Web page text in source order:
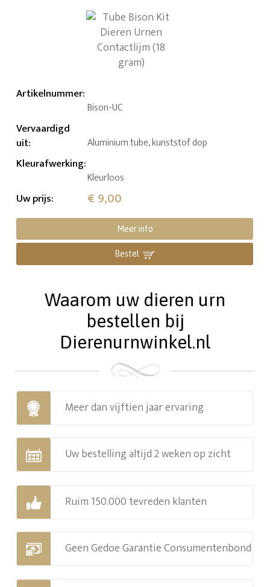
Artikelnummer:
Bison-UC
Vervaardigd
uit: Aluminium tube, kunststof dop
Kleurafwerking:
Kleurloos
Uw prijs: € 9,00
Meer info
Bestel
Waarom uw dieren urn
bestellen bij
Dierenurnwinkel.nl
Meer dan vijftien jaar ervaring
Uw bestelling altijd 2 weken op zicht
Ruim 150.000 tevreden klanten
Geen Gedoe Garantie Consumentenbond